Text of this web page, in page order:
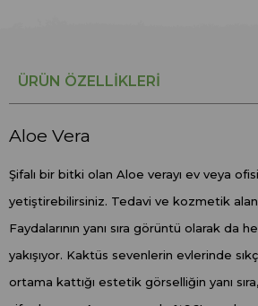
ÜRÜN ÖZELLIKLERI
Aloe Vera
Şifalı bir bitki olan Aloe verayı ev veya
yetiştirebilirsiniz. Tedavi ve kozmetik
Faydalarının yanı sıra görüntü olarak da
yakışıyor. Kaktüs sevenlerin evlerinde
ortama kattığı estetik görselliğin yanı